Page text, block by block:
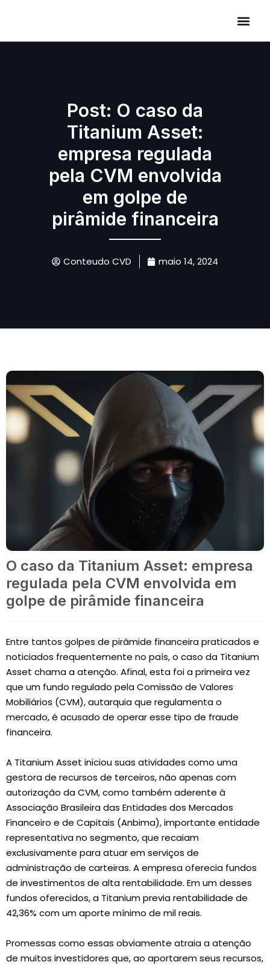
Post: O caso da
Titanium Asset:
empresa regulada
pela CVM envolvida
em golpe de
pirâmide financeira
Conteudo CVD maio 14, 2024
O caso da Titanium Asset: empresa
regulada pela CVM envolvida em
golpe de pirâmide financeira
Entre tantos golpes de pirâmide financeira praticados e
noticiados frequentemente no país, o caso da Titanium
Asset chama a atenção. Afinal, esta foi a primeira vez
que um fundo regulado pela Comissão de Valores
Mobiliários (CVM), autarquia que regulamenta o
mercado, é acusado de operar esse tipo de fraude
financeira.
A Titanium Asset iniciou suas atividades como uma
gestora de recursos de terceiros, não apenas com
autorização da CVM, como também aderente à
Associação Brasileira das Entidades dos Mercados
Financeiro e de Capitais (Anbima), importante entidade
representativa no segmento, que recaiam
exclusivamente para atuar em serviços de
administração de carteiras. A empresa oferecia fundos
de investimentos de alta rentabilidade. Em um desses
fundos oferecidos, a Titanium previa rentabilidade de
42,36% com um aporte mínimo de mil reais.
Promessas como essas obviamente atraia a atenção
de muitos investidores que, ao aportarem seus recursos,